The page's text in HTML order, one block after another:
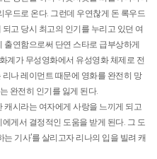
드로 온다. 그런데 우연찮게 돈 록우드
고 당시 최고의 인기를 누리고 있던 여
연함으로써 단연 스타로 급부상하게
계가 무성영화에서 유성영화 체제로 전
나 레이먼트 때문에 영화를 완전히 망
완전히 인기를 잃게 된다.
캐시라는 여자에게 사랑을 느끼게 되고
게서 결정적인 도움을 받게 된다. 그 도
기사’를 살리고자 리나의 입을 빌려 캐